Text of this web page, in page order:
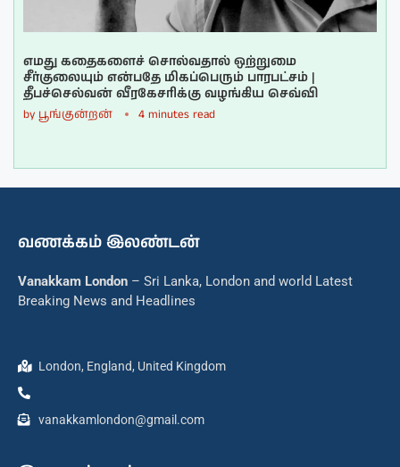
எமது கதைகளைச் சொல்வதால் ஒற்றுமை
சீர்குலையும் என்பதே மிகப்பெரும் பாரபட்சம் |
தீபச்செல்வன் வீரகேசரிக்கு வழங்கிய செவ்வி
by பூங்குன்றன் 4 minutes read
வணக்கம் இலண்டன்
Vanakkam London – Sri Lanka, London and world Latest
Breaking News and Headlines
London, England, United Kingdom
vanakkamlondon@gmail.com